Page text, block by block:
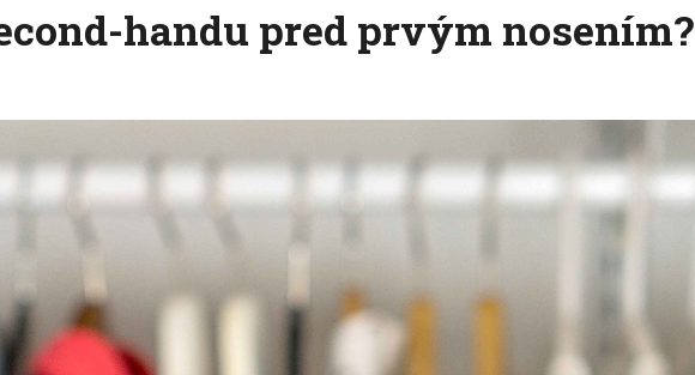
handu pred prvým nosením?
Odporúčame